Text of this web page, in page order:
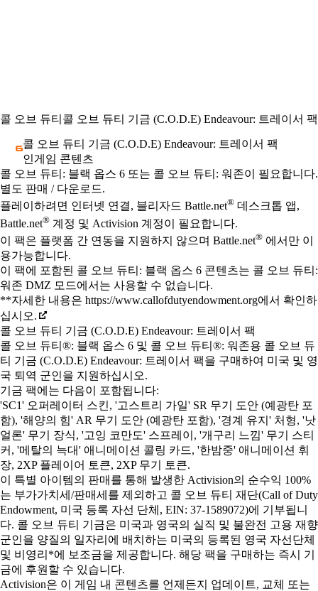
콜 오브 듀티 콜 오브 듀티 기금 (C.O.D.E) Endeavour: 트레이서 팩
콜 오브 듀티 기금 (C.O.D.E) Endeavour: 트레이서 팩
인게임 콘텐츠
가격
Available actions
콜 오브 듀티: 블랙 옵스 6 또는 콜 오브 듀티: 워존이 필요합니다.
별도 판매 / 다운로드.
플레이하려면 인터넷 연결, 블리자드 Battle.net® 데스크톱 앱,
Battle.net® 계정 및 Activision 계정이 필요합니다.
이 팩은 플랫폼 간 연동을 지원하지 않으며 Battle.net® 에서만 이
용가능합니다.
이 팩에 포함된 콜 오브 듀티: 블랙 옵스 6 콘텐츠는 콜 오브 듀티:
워존 DMZ 모드에서는 사용할 수 없습니다.
**자세한 내용은 https://www.callofdutyendowment.org에서 확인하
십시오.
콜 오브 듀티 기금 (C.O.D.E) Endeavour: 트레이서 팩
콜 오브 듀티®: 블랙 옵스 6 및 콜 오브 듀티®: 워존용 콜 오브 듀
티 기금 (C.O.D.E) Endeavour: 트레이서 팩을 구매하여 미국 및 영
국 퇴역 군인을 지원하십시오.
기금 팩에는 다음이 포함됩니다:
'SC1' 오퍼레이터 스킨, '고스트리 가일' SR 무기 도안 (예광탄 포
함), '해양의 힘' AR 무기 도안 (예광탄 포함), '경계 유지' 처형, '낫
얼론' 무기 장식, '고잉 코만도' 스프레이, '개구리 느낌' 무기 스티
커, '메탈의 늑대' 애니메이션 콜링 카드, '한밤중' 애니메이션 휘
장, 2XP 플레이어 토큰, 2XP 무기 토큰.
이 특별 아이템의 판매를 통해 발생한 Activision의 순수익 100%
는 부가가치세/판매세를 제외하고 콜 오브 듀티 재단(Call of Duty
Endowment, 미국 등록 자선 단체, EIN: 37-1589072)에 기부됩니
다. 콜 오브 듀티 기금은 미국과 영국의 실직 및 불완전 고용 재향
군인을 양질의 일자리에 배치하는 미국의 등록된 영국 자선단체
및 비영리*에 보조금을 제공합니다. 해당 팩을 구매하는 즉시 기
금에 후원할 수 있습니다.
Activision은 이 게임 내 콘텐츠를 언제든지 업데이트, 교체 또는